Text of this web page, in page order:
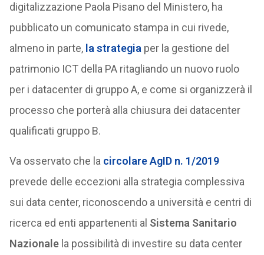
digitalizzazione Paola Pisano del Ministero, ha
pubblicato un comunicato stampa in cui rivede,
almeno in parte, la strategiaper la gestione del
patrimonio ICT della PA ritagliando un nuovo ruolo
per i datacenter di gruppo A, e come si organizzerà il
processo che porterà alla chiusura dei datacenter
qualificati gruppo B.
Va osservato che la circolare AgID n. 1/2019
prevede delle eccezioni alla strategia complessiva
sui data center, riconoscendo a università e centri di
ricerca ed enti appartenenti al Sistema Sanitario
Nazionalela possibilità di investire su data center